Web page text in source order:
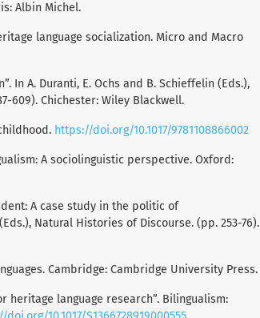
Albin Michel.
language socialization. Micro and Macro
In A. Duranti, E. Ochs and B. Schieffelin (Eds.),
609). Chichester: Wiley Blackwell.
https://doi.org/10.1017/9781108866002
A sociolinguistic perspective. Oxford:
A case study in the politic of
Natural Histories of Discourse. (pp. 253-76).
Cambridge: Cambridge University Press.
heritage language research”. Bilingualism: